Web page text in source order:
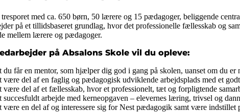
med ca. 650 børn, 50 lærere og 15 pædagoger, beliggende
på et tillidsbaseret grundlag, hvor det professionelle fællesskab og
mellem lærere og pædagoger.
på Absalons Skole vil du opleve:
du får en mentor, som hjælper dig god i gang på skolen, uanset om du er
være del af en faglig og pædagogisk udviklende arbejdsplads med et
være del af et fællesskab, hvor et professionelt, tæt og forpligtende
succesfuldt arbejde med kerneopgaven – elevernes læring, trivsel og
være en del af og interessere sig for Nest pædagogik samt være indstillet